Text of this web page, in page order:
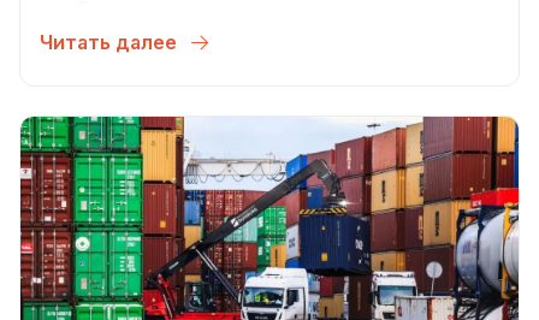
Читать далее